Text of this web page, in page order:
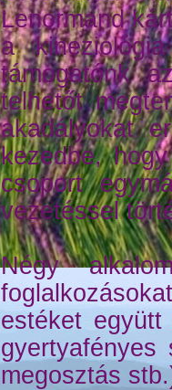
Lenormand
a
támogatónk
telhetőt
akadályokat
kezedbe,
csoport
vezetéssel
Négy
estéket
gyertyafényes
megosztás